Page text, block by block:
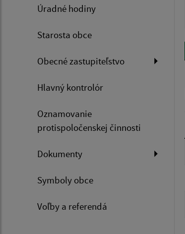
Úradné hodiny
Starosta obce
Obecné zastupiteľstvo
Hlavný kontrolór
Oznamovanie
protispoločenskej činnosti
Dokumenty
Symboly obce
Voľby a referendá